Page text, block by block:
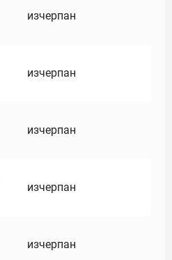
изчерпан
изчерпан
изчерпан
изчерпан
изчерпан